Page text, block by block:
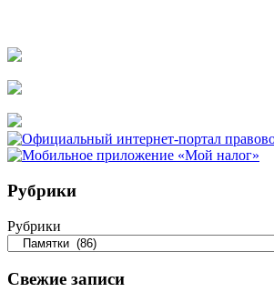
Рубрики
Рубрики
Свежие записи